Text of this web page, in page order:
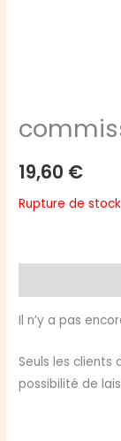
19,60 €
Rupture de stock
Il n’y a pas
Seuls les
possibilité de